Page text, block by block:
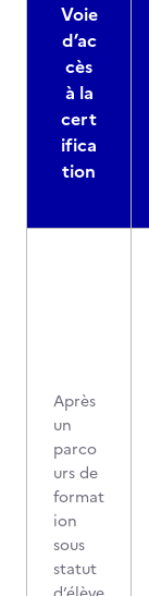
Voie
d’ac
cès
à la
cert
ifica
tion
Après
un
parco
urs de
format
ion
sous
statut